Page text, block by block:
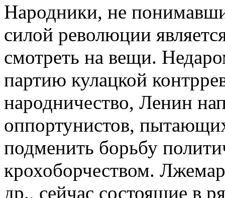
Народники, не
силой революции
смотреть на вещи.
партию кулацкой
народничество, Ленин
оппортунистов,
подменить борьбу
крохоборчеством.
др., сейчас состоящие в